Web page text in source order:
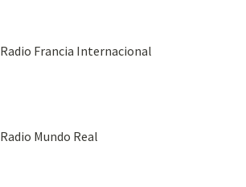
Radio Francia Internacional
Radio Mundo Real